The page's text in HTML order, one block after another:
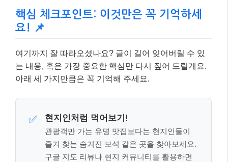
핵심 체크포인트: 이것만은 꼭 기억하세
요! 📌
여기까지 잘 따라오셨나요? 글이 길어 잊어버릴 수 있
는 내용, 혹은 가장 중요한 핵심만 다시 짚어 드릴게요.
아래 세 가지만큼은 꼭 기억해 주세요.
✅ 현지인처럼 먹어보기!
관광객만 가는 유명 맛집보다는 현지인들이
즐겨 찾는 숨겨진 보석 같은 곳을 찾아보세요.
구글 지도 리뷰나 현지 커뮤니티를 활용하면